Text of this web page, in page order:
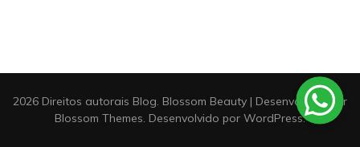
2026 Direitos autorais Blog. Blossom Beauty | Desenvolvido por
Blossom Themes. Desenvolvido por WordPress.